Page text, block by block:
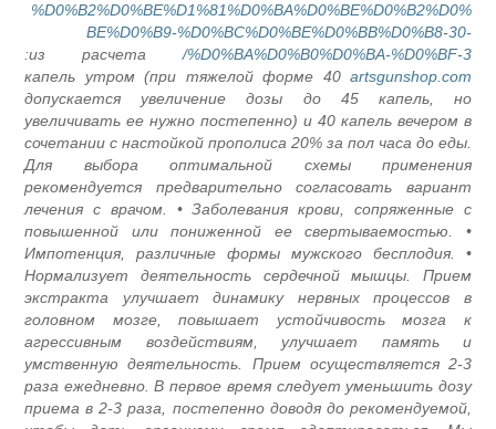
%D0%B2%D0%BE%D1%81%D0%BA%D0%BE%D0%B2%D0%
BE%D0%B9-%D0%BC%D0%BE%D0%BB%D0%B8-30-
%D0%BA%D0%B0%D0%BA-%D0%BF-3/
artsgunshop.com
40 капель утром (при тяжелой форме
допускается увеличение дозы до 45 капель, но
увеличивать ее нужно постепенно) и 40 капель вечером в
сочетании с настойкой прополиса 20% за пол часа до еды.
Для выбора оптимальной схемы применения
рекомендуется предварительно согласовать вариант
лечения с врачом. • Заболевания крови, сопряженные с
повышенной или пониженной ее свертываемостью. •
Импотенция, различные формы мужского бесплодия. •
Нормализует деятельность сердечной мышцы. Прием
экстракта улучшает динамику нервных процессов в
головном мозге, повышает устойчивость мозга к
агрессивным воздействиям, улучшает память и
умственную деятельность. Прием осуществляется 2-3
раза ежедневно. В первое время следует уменьшить дозу
приема в 2-3 раза, постепенно доводя до рекомендуемой,